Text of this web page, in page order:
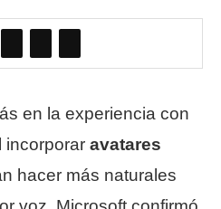
en la experiencia con
incorporar avatares
hacer más naturales